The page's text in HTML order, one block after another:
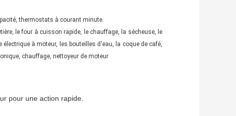
thermostats à courant minute.
le four à cuisson rapide, le chauffage, la sécheuse, le
à moteur, les bouteilles d'eau, la coque de café,
chauffage, nettoyeur de moteur
pour une action rapide.